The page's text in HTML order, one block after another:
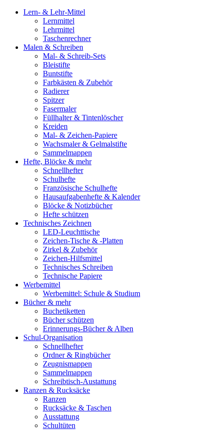
Lern- & Lehr-Mittel
Lernmittel
Lehrmittel
Taschenrechner
Malen & Schreiben
Mal- & Schreib-Sets
Bleistifte
Buntstifte
Farbkästen & Zubehör
Radierer
Spitzer
Fasermaler
Füllhalter & Tintenlöscher
Kreiden
Mal- & Zeichen-Papiere
Wachsmaler & Gelmalstifte
Sammelmappen
Hefte, Blöcke & mehr
Schnellhefter
Schulhefte
Französische Schulhefte
Hausaufgabenhefte & Kalender
Blöcke & Notizbücher
Hefte schützen
Technisches Zeichnen
LED-Leuchttische
Zeichen-Tische & -Platten
Zirkel & Zubehör
Zeichen-Hilfsmittel
Technisches Schreiben
Technische Papiere
Werbemittel
Werbemittel: Schule & Studium
Bücher & mehr
Buchetiketten
Bücher schützen
Erinnerungs-Bücher & Alben
Schul-Organisation
Schnellhefter
Ordner & Ringbücher
Zeugnismappen
Sammelmappen
Schreibtisch-Austattung
Ranzen & Rucksäcke
Ranzen
Rucksäcke & Taschen
Ausstattung
Schultüten